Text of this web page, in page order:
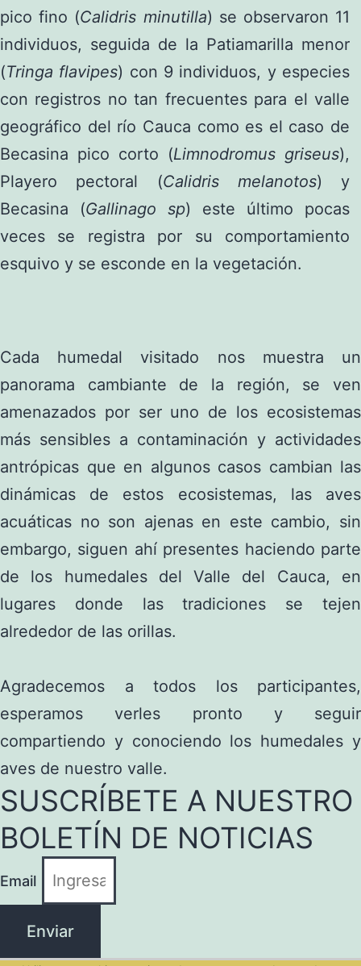
pico fino (Calidris minutilla) se observaron 11
individuos, seguida de la Patiamarilla menor
(Tringa flavipes) con 9 individuos, y especies
con registros no tan frecuentes para el valle
geográfico del río Cauca como es el caso de
Becasina pico corto (Limnodromus griseus),
Playero pectoral (Calidris melanotos) y
Becasina (Gallinago sp) este último pocas
veces se registra por su comportamiento
esquivo y se esconde en la vegetación.
Cada humedal visitado nos muestra un
panorama cambiante de la región, se ven
amenazados por ser uno de los ecosistemas
más sensibles a contaminación y actividades
antrópicas que en algunos casos cambian las
dinámicas de estos ecosistemas, las aves
acuáticas no son ajenas en este cambio, sin
embargo, siguen ahí presentes haciendo parte
de los humedales del Valle del Cauca, en
lugares donde las tradiciones se tejen
alrededor de las orillas.
Agradecemos a todos los participantes,
esperamos verles pronto y seguir
compartiendo y conociendo los humedales y
aves de nuestro valle.
SUSCRÍBETE A NUESTRO
BOLETÍN DE NOTICIAS
Email
Enviar